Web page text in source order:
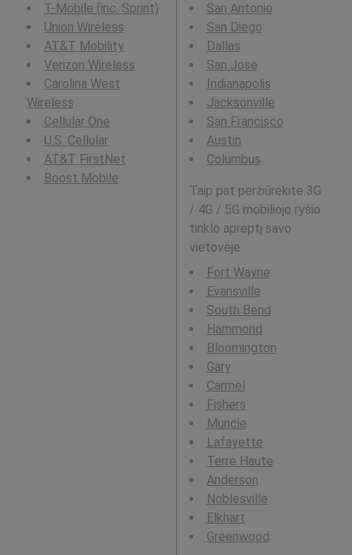
T-Mobile (inc. Sprint)
Union Wireless
AT&T Mobility
Verizon Wireless
Carolina West
Wireless
Cellular One
U.S. Cellular
AT&T FirstNet
Boost Mobile
San Antonio
San Diego
Dallas
San Jose
Indianapolis
Jacksonville
San Francisco
Austin
Columbus
Taip pat peržiūrėkite 3G
/ 4G / 5G mobiliojo ryšio
tinklo aprėptį savo
vietovėje:
Fort Wayne
Evansville
South Bend
Hammond
Bloomington
Gary
Carmel
Fishers
Muncie
Lafayette
Terre Haute
Anderson
Noblesville
Elkhart
Greenwood